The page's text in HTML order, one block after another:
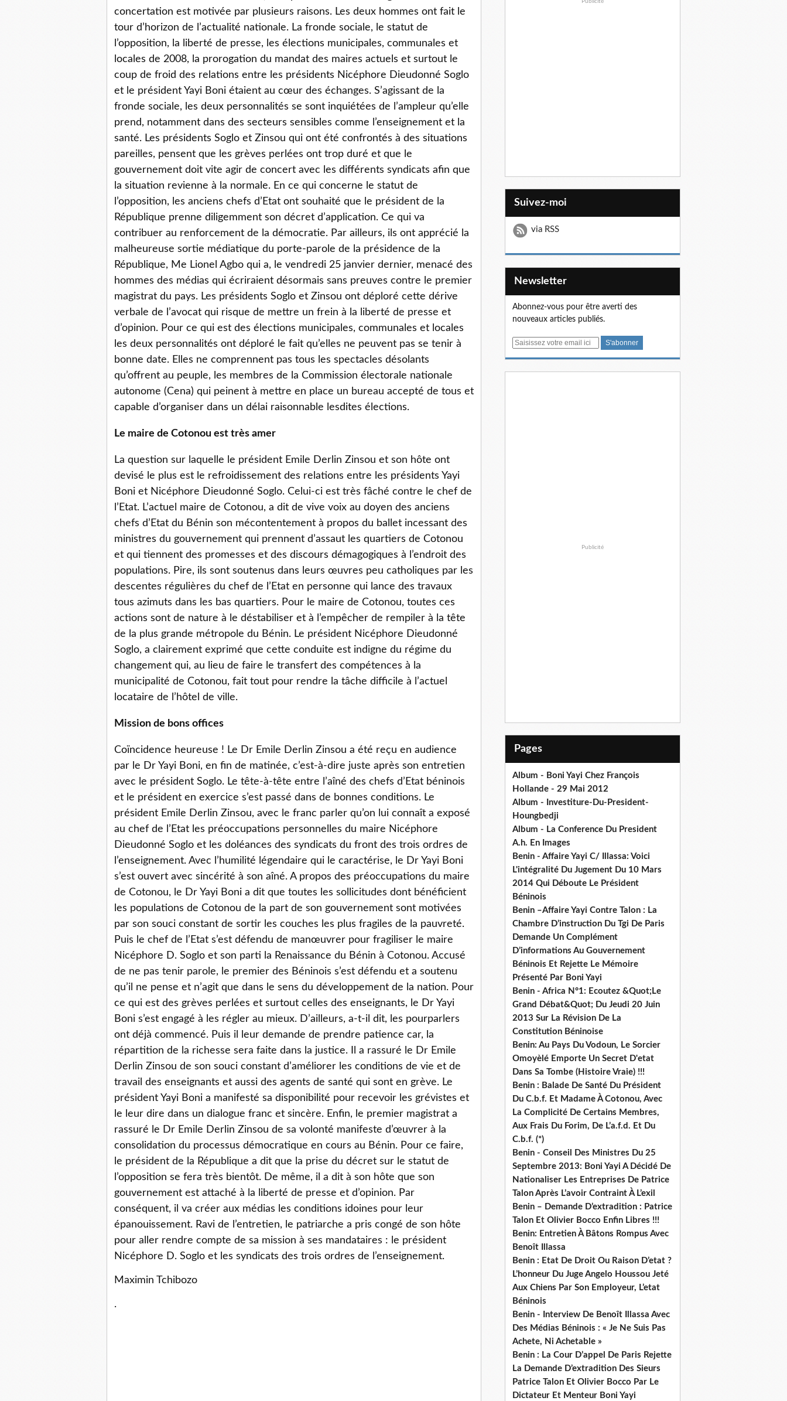
concertation est motivée par plusieurs raisons. Les deux hommes ont fait le
tour d’horizon de l’actualité nationale. La fronde sociale, le statut de
l’opposition, la liberté de presse, les élections municipales, communales et
locales de 2008, la prorogation du mandat des maires actuels et surtout le
coup de froid des relations entre les présidents Nicéphore Dieudonné Soglo
et le président Yayi Boni étaient au cœur des échanges. S’agissant de la
fronde sociale, les deux personnalités se sont inquiétées de l’ampleur qu’elle
prend, notamment dans des secteurs sensibles comme l’enseignement et la
santé. Les présidents Soglo et Zinsou qui ont été confrontés à des situations
pareilles, pensent que les grèves perlées ont trop duré et que le
gouvernement doit vite agir de concert avec les différents syndicats afin que
la situation revienne à la normale. En ce qui concerne le statut de
l’opposition, les anciens chefs d’Etat ont souhaité que le président de la
République prenne diligemment son décret d’application. Ce qui va
contribuer au renforcement de la démocratie. Par ailleurs, ils ont apprécié la
malheureuse sortie médiatique du porte-parole de la présidence de la
République, Me Lionel Agbo qui a, le vendredi 25 janvier dernier, menacé des
hommes des médias qui écriraient désormais sans preuves contre le premier
magistrat du pays. Les présidents Soglo et Zinsou ont déploré cette dérive
verbale de l’avocat qui risque de mettre un frein à la liberté de presse et
d’opinion. Pour ce qui est des élections municipales, communales et locales
les deux personnalités ont déploré le fait qu’elles ne peuvent pas se tenir à
bonne date. Elles ne comprennent pas tous les spectacles désolants
qu’offrent au peuple, les membres de la Commission électorale nationale
autonome (Cena) qui peinent à mettre en place un bureau accepté de tous et
capable d’organiser dans un délai raisonnable lesdites élections.
Le maire de Cotonou est très amer
La question sur laquelle le président Emile Derlin Zinsou et son hôte ont
devisé le plus est le refroidissement des relations entre les présidents Yayi
Boni et Nicéphore Dieudonné Soglo. Celui-ci est très fâché contre le chef de
l’Etat. L’actuel maire de Cotonou, a dit de vive voix au doyen des anciens
chefs d’Etat du Bénin son mécontentement à propos du ballet incessant des
ministres du gouvernement qui prennent d’assaut les quartiers de Cotonou
et qui tiennent des promesses et des discours démagogiques à l’endroit des
populations. Pire, ils sont soutenus dans leurs œuvres peu catholiques par les
descentes régulières du chef de l’Etat en personne qui lance des travaux
tous azimuts dans les bas quartiers. Pour le maire de Cotonou, toutes ces
actions sont de nature à le déstabiliser et à l’empêcher de rempiler à la tête
de la plus grande métropole du Bénin. Le président Nicéphore Dieudonné
Soglo, a clairement exprimé que cette conduite est indigne du régime du
changement qui, au lieu de faire le transfert des compétences à la
municipalité de Cotonou, fait tout pour rendre la tâche difficile à l’actuel
locataire de l’hôtel de ville.
Mission de bons offices
Coïncidence heureuse ! Le Dr Emile Derlin Zinsou a été reçu en audience
par le Dr Yayi Boni, en fin de matinée, c’est-à-dire juste après son entretien
avec le président Soglo. Le tête-à-tête entre l’aîné des chefs d’Etat béninois
et le président en exercice s’est passé dans de bonnes conditions. Le
président Emile Derlin Zinsou, avec le franc parler qu’on lui connaît a exposé
au chef de l’Etat les préoccupations personnelles du maire Nicéphore
Dieudonné Soglo et les doléances des syndicats du front des trois ordres de
l’enseignement. Avec l’humilité légendaire qui le caractérise, le Dr Yayi Boni
s’est ouvert avec sincérité à son aîné. A propos des préoccupations du maire
de Cotonou, le Dr Yayi Boni a dit que toutes les sollicitudes dont bénéficient
les populations de Cotonou de la part de son gouvernement sont motivées
par son souci constant de sortir les couches les plus fragiles de la pauvreté.
Puis le chef de l’Etat s’est défendu de manœuvrer pour fragiliser le maire
Nicéphore D. Soglo et son parti la Renaissance du Bénin à Cotonou. Accusé
de ne pas tenir parole, le premier des Béninois s’est défendu et a soutenu
qu’il ne pense et n’agit que dans le sens du développement de la nation. Pour
ce qui est des grèves perlées et surtout celles des enseignants, le Dr Yayi
Boni s’est engagé à les régler au mieux. D’ailleurs, a-t-il dit, les pourparlers
ont déjà commencé. Puis il leur demande de prendre patience car, la
répartition de la richesse sera faite dans la justice. Il a rassuré le Dr Emile
Derlin Zinsou de son souci constant d’améliorer les conditions de vie et de
travail des enseignants et aussi des agents de santé qui sont en grève. Le
président Yayi Boni a manifesté sa disponibilité pour recevoir les grévistes et
le leur dire dans un dialogue franc et sincère. Enfin, le premier magistrat a
rassuré le Dr Emile Derlin Zinsou de sa volonté manifeste d’œuvrer à la
consolidation du processus démocratique en cours au Bénin. Pour ce faire,
le président de la République a dit que la prise du décret sur le statut de
l’opposition se fera très bientôt. De même, il a dit à son hôte que son
gouvernement est attaché à la liberté de presse et d’opinion. Par
conséquent, il va créer aux médias les conditions idoines pour leur
épanouissement. Ravi de l’entretien, le patriarche a pris congé de son hôte
pour aller rendre compte de sa mission à ses mandataires : le président
Nicéphore D. Soglo et les syndicats des trois ordres de l’enseignement.
Maximin Tchibozo
.
Suivez-moi
via RSS
Newsletter
Abonnez-vous pour être averti des
nouveaux articles publiés.
E
Publicité
Pages
Album - Boni Yayi Chez François
Hollande - 29 Mai 2012
Album - Investiture-Du-President-
Houngbedji
Album - La Conference Du President
A.h. En Images
Benin - Affaire Yayi C/ Illassa: Voici
L'intégralité Du Jugement Du 10 Mars
2014 Qui Déboute Le Président
Béninois
Benin –Affaire Yayi Contre Talon : La
Chambre D’instruction Du Tgi De Paris
Demande Un Complément
D’informations Au Gouvernement
Béninois Et Rejette Le Mémoire
Présenté Par Boni Yayi
Benin - Africa N°1: Ecoutez &Quot;Le
Grand Débat&Quot; Du Jeudi 20 Juin
2013 Sur La Révision De La
Constitution Béninoise
Benin: Au Pays Du Vodoun, Le Sorcier
Omoyèlé Emporte Un Secret D'etat
Dans Sa Tombe (Histoire Vraie) !!!
Benin : Balade De Santé Du Président
Du C.b.f. Et Madame À Cotonou, Avec
La Complicité De Certains Membres,
Aux Frais Du Forim, De L’a.f.d. Et Du
C.b.f. (*)
Benin - Conseil Des Ministres Du 25
Septembre 2013: Boni Yayi A Décidé De
Nationaliser Les Entreprises De Patrice
Talon Après L’avoir Contraint À L’exil
Benin – Demande D’extradition : Patrice
Talon Et Olivier Bocco Enfin Libres !!!
Benin: Entretien À Bâtons Rompus Avec
Benoît Illassa
Benin : Etat De Droit Ou Raison D’etat ?
L’honneur Du Juge Angelo Houssou Jeté
Aux Chiens Par Son Employeur, L’etat
Béninois
Benin - Interview De Benoît Illassa Avec
Des Médias Béninois : « Je Ne Suis Pas
Achete, Ni Achetable »
Benin : La Cour D’appel De Paris Rejette
La Demande D’extradition Des Sieurs
Patrice Talon Et Olivier Bocco Par Le
Dictateur Et Menteur Boni Yayi